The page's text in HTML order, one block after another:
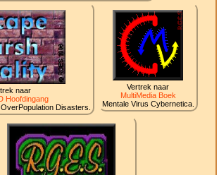
naar
Hoofdingang
Disasters.
Vertrek naar
MultiMedia Boek
Mentale Virus Cybernetica.